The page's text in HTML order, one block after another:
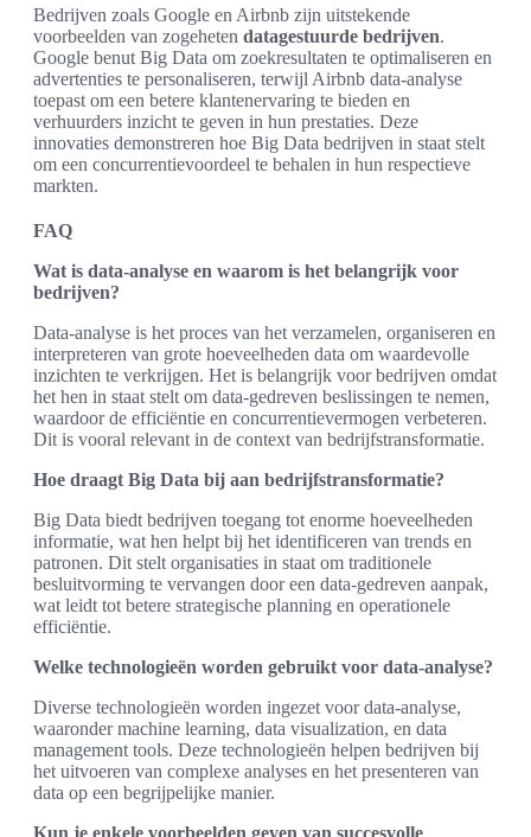
Bedrijven zoals Google en Airbnb zijn uitstekende
voorbeelden van zogeheten datagestuurde bedrijven.
Google benut Big Data om zoekresultaten te optimaliseren en
advertenties te personaliseren, terwijl Airbnb data-analyse
toepast om een betere klantenervaring te bieden en
verhuurders inzicht te geven in hun prestaties. Deze
innovaties demonstreren hoe Big Data bedrijven in staat stelt
om een concurrentievoordeel te behalen in hun respectieve
markten.
FAQ
Wat is data-analyse en waarom is het belangrijk voor
bedrijven?
Data-analyse is het proces van het verzamelen, organiseren en
interpreteren van grote hoeveelheden data om waardevolle
inzichten te verkrijgen. Het is belangrijk voor bedrijven omdat
het hen in staat stelt om data-gedreven beslissingen te nemen,
waardoor de efficiëntie en concurrentievermogen verbeteren.
Dit is vooral relevant in de context van bedrijfstransformatie.
Hoe draagt Big Data bij aan bedrijfstransformatie?
Big Data biedt bedrijven toegang tot enorme hoeveelheden
informatie, wat hen helpt bij het identificeren van trends en
patronen. Dit stelt organisaties in staat om traditionele
besluitvorming te vervangen door een data-gedreven aanpak,
wat leidt tot betere strategische planning en operationele
efficiëntie.
Welke technologieën worden gebruikt voor data-analyse?
Diverse technologieën worden ingezet voor data-analyse,
waaronder machine learning, data visualization, en data
management tools. Deze technologieën helpen bedrijven bij
het uitvoeren van complexe analyses en het presenteren van
data op een begrijpelijke manier.
Kun je enkele voorbeelden geven van succesvolle